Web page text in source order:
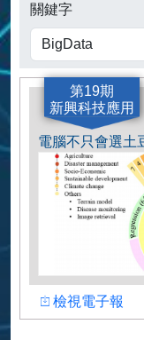
關鍵字
第19期
新興科技應用
檢視檢視電子報